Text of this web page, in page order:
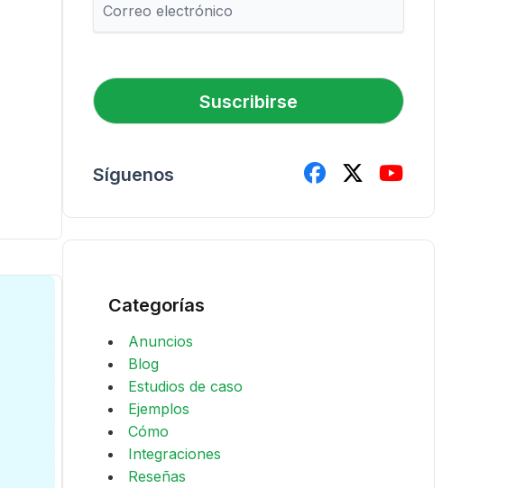
r
o
e
t
ó
Suscribirse
Síguenos
Categorías
Anuncios
Blog
Estudios de caso
Ejemplos
Cómo
Integraciones
Reseñas